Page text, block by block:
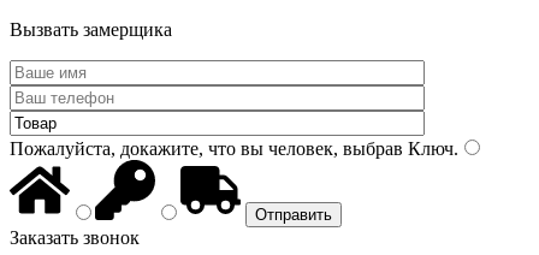
Вызвать замерщика
Пожалуйста, докажите, что вы человек, выбрав Ключ.
Заказать звонок